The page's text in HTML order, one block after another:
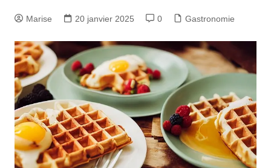
Marise 20 janvier 2025 0 Gastronomie